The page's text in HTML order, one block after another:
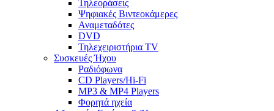
Τηλεοράσεις
Ψηφιακές Βιντεοκάμερες
Αναμεταδότες
DVD
Τηλεχειριστήρια TV
Συσκευές Ήχου
Ραδιόφωνα
CD Players/Hi-Fi
MP3 & MP4 Players
Φορητά ηχεία